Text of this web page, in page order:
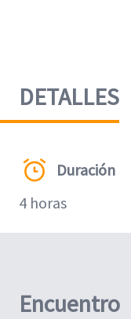
DETALLES
Duración
4 horas
Encuentro